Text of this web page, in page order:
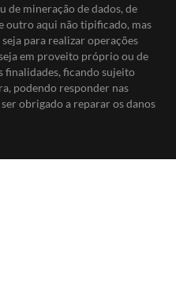
de mineração de dados, de
outro aqui não tipificado, mas
para realizar operações
em proveito próprio ou de
finalidades, ficando sujeito
podendo responder nas
obrigado a reparar os danos